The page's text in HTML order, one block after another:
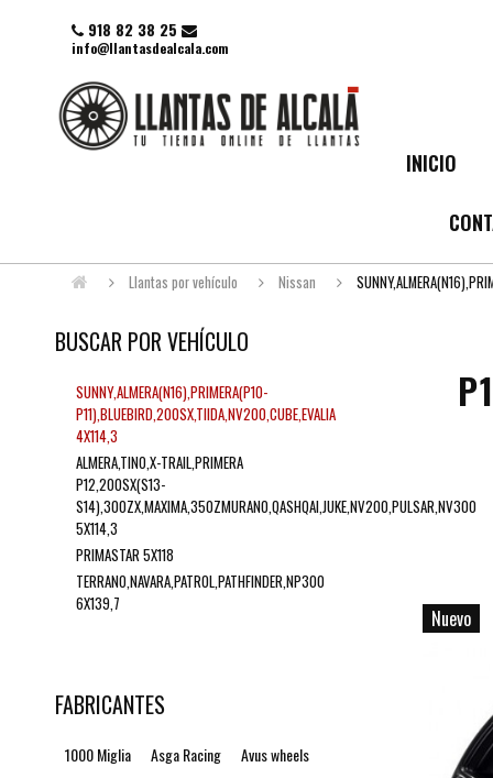
918 82 38 25
info@llantasdealcala.com
INICIO
Llantas por vehículo Nissan
Nuevo
BUSCAR POR VEHÍCULO
SUNNY,ALMERA(N16),PRIMERA(P10-
P11),BLUEBIRD,200SX,TIIDA,NV200,CUBE,EVALIA
4X114,3
ALMERA,TINO,X-TRAIL,PRIMERA
P12,200SX(S13-
S14),300ZX,MAXIMA,350ZMURANO,QASHQAI,JUKE,NV200,PULSAR,NV300
5X114,3
PRIMASTAR 5X118
TERRANO,NAVARA,PATROL,PATHFINDER,NP300
6X139,7
FABRICANTES
1000 Miglia Asga Racing
Avus wheels